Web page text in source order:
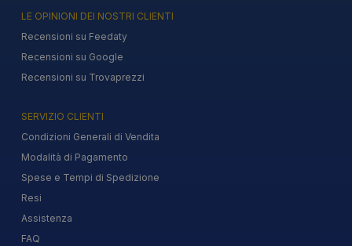
LE OPINIONI DEI NOSTRI CLIENTI
Recensioni su Feedaty
Recensioni su Google
Recensioni su Trovaprezzi
SERVIZIO CLIENTI
Condizioni Generali di Vendita
Modalità di Pagamento
Spese e Tempi di Spedizione
Resi
Assistenza
FAQ